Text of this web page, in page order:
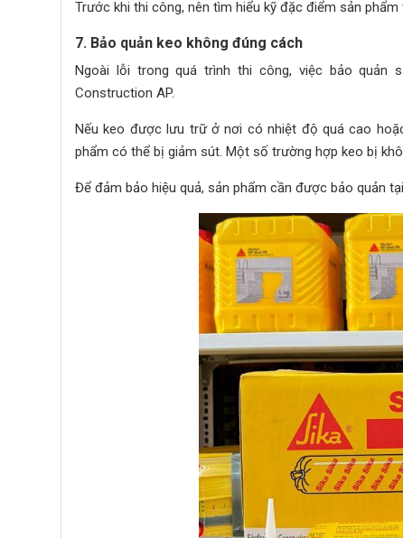
Trước khi thi công, nên tìm hiểu kỹ đặc điểm sản
7. Bảo quản keo không đúng cách
Ngoài lỗi trong quá trình thi công, việc bảo quản
Construction AP.
Nếu keo được lưu trữ ở nơi có nhiệt độ quá cao
phẩm có thể bị giảm sút. Một số trường hợp keo bị
Để đảm bảo hiệu quả, sản phẩm cần được bảo quản